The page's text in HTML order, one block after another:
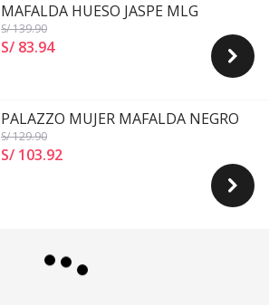
MAFALDA HUESO JASPE MLG
S/ 139.90
S/ 83.94
PALAZZO MUJER MAFALDA NEGRO
S/ 129.90
S/ 103.92